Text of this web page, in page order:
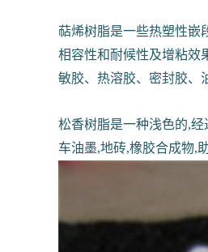
萜烯树脂是一些热塑性嵌
相容性和耐候性及增粘效
敏胶、热溶胶、密封胶、
松香树脂是一种浅色的,
车油墨,地砖,橡胶合成物,